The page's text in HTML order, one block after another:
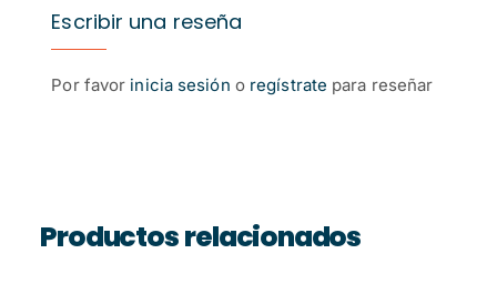
Escribir una reseña
Por favor inicia sesión o regístrate para reseñar
Productos relacionados